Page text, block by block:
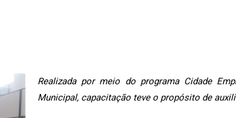
Realizada por meio do programa Cidade
Municipal, capacitação teve o propósito de